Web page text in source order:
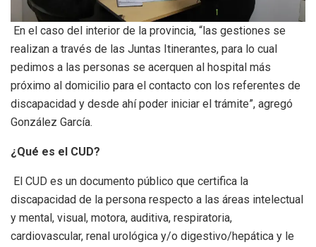
En el caso del interior de la provincia, “las gestiones se
realizan a través de las Juntas Itinerantes, para lo cual
pedimos a las personas se acerquen al hospital más
próximo al domicilio para el contacto con los referentes de
discapacidad y desde ahí poder iniciar el trámite”, agregó
González García.
¿Qué es el CUD?
El CUD es un documento público que certifica la
discapacidad de la persona respecto a las áreas intelectual
y mental, visual, motora, auditiva, respiratoria,
cardiovascular, renal urológica y/o digestivo/hepática y le